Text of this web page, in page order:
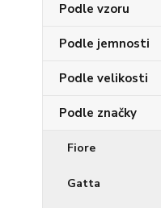
Podle vzoru
Podle jemnosti
Podle velikosti
Podle značky
Fiore
Gatta